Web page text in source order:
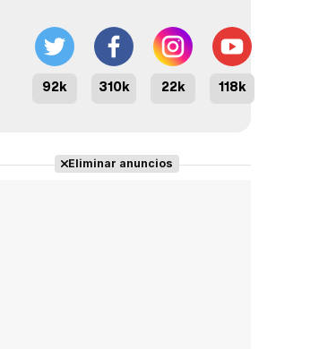
92k 310k 22k 118k
Eliminar anuncios